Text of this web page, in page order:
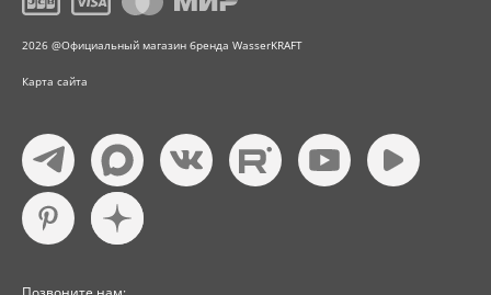
2026 @Официальный магазин бренда WasserKRAFT
Карта сайта